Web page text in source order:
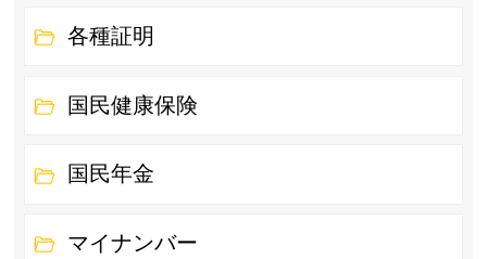
各種証明
国民健康保険
国民年金
マイナンバー